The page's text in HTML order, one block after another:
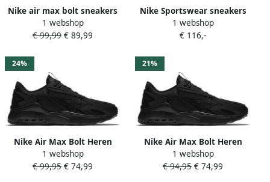
Nike air max bolt sneakers
zwart wit dames
1 webshop
€ 99,99 € 89,99
Nike Sportswear sneakers
AIR MAX BOLT
1 webshop
€ 116,-
24%
Nike Air Max Bolt Heren
Sneakers Zwart Doos
zonder deksel
1 webshop
€ 99,95 € 74,99
21%
Nike Air Max Bolt Heren
Sneakers Zwart Doos
zonder deksel
1 webshop
€ 94,95 € 74,99